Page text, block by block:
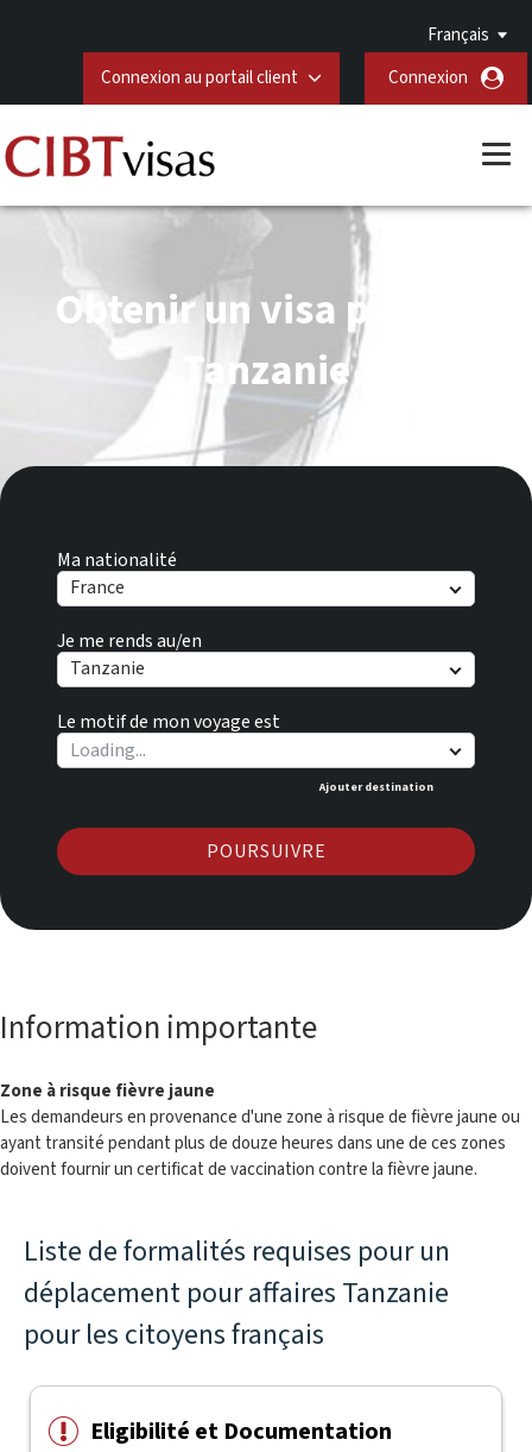
Français
Connexion au portail client
Connexion
Ma nationalité
France
Je me rends au/en
Tanzanie
Le motif de mon voyage est
Ajouter destination
POURSUIVRE
Obtenir un visa pour la
Tanzanie
Information importante
Zone à risque fièvre jaune
Les demandeurs en provenance d'une zone à risque de fièvre jaune ou
ayant transité pendant plus de douze heures dans une de ces zones
doivent fournir un certificat de vaccination contre la fièvre jaune.
Liste de formalités requises pour un
déplacement pour affaires Tanzanie
pour les citoyens français
Eligibilité et Documentation